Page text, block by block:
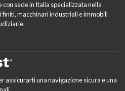
con sede in Italia specializzata nella
macchinari industriali e immobili
assicurarti una navigazione sicura e una